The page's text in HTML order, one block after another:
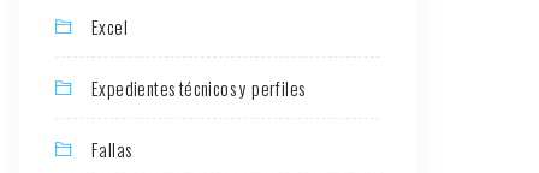
Excel
Expedientes técnicos y perfiles
Fallas